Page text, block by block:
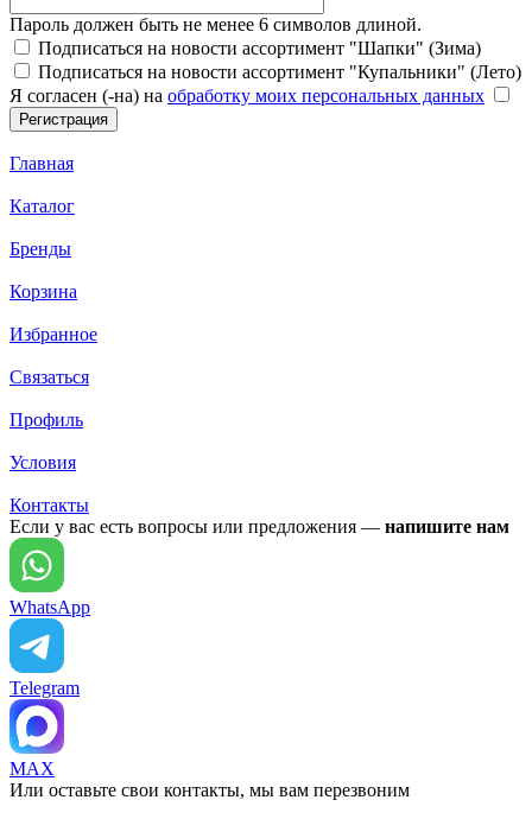
Пароль должен быть не менее 6 символов длиной.
Подписаться на новости ассортимент "Шапки" (Зима)
Подписаться на новости ассортимент "Купальники" (Лето)
Я согласен (-на) на обработку моих персональных данных
Главная
Каталог
Бренды
Корзина
Избранное
Связаться
Профиль
Условия
Контакты
Если у вас есть вопросы или предложения — напишите нам
WhatsApp
Telegram
MAX
Или оставьте свои контакты, мы вам перезвоним